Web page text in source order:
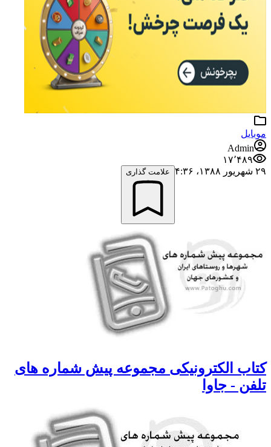
موبایل
Admin
۱۷٬۴۸۹
۲۹ شهریور ۱۳۸۸،‏ ۴:۳۶
علامت گذاری
کتاب الکترونیکی مجموعه پیش شماره های
تلفن - جاوا